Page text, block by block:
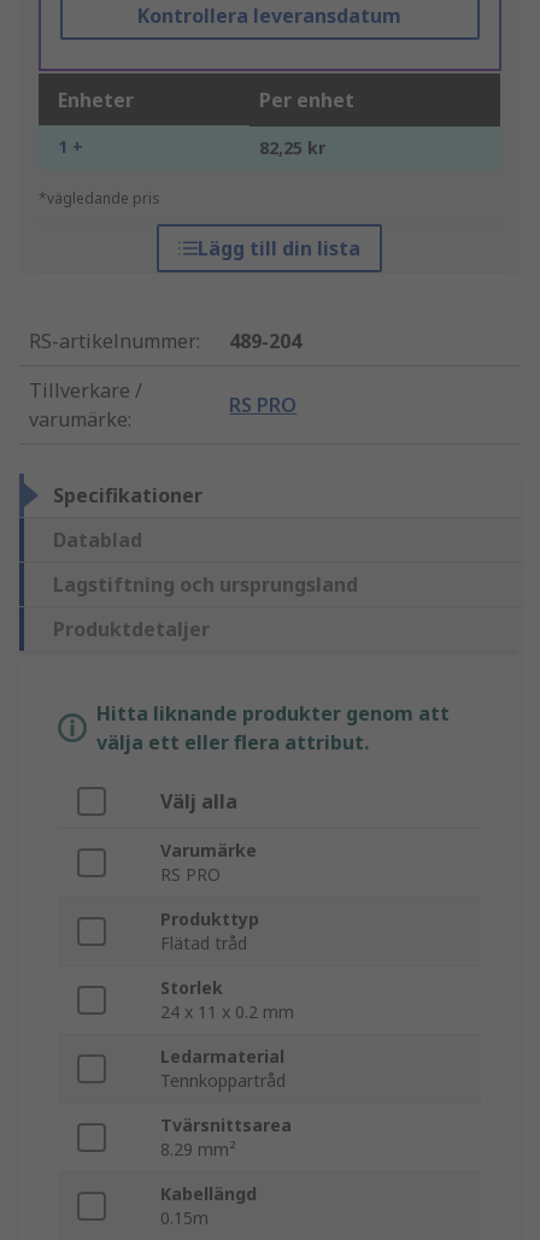
Kontrollera leveransdatum
Enheter Per enhet
1 + 82,25 kr
*vägledande pris
Lägg till din lista
RS-artikelnummer:
489-204
Tillverkare /
varumärke:
RS PRO
Specifikationer
Datablad
Lagstiftning och ursprungsland
Produktdetaljer
Hitta liknande produkter genom att
välja ett eller flera attribut.
Välj alla
Varumärke
RS PRO
Produkttyp
Flätad tråd
Storlek
24 x 11 x 0.2 mm
Ledarmaterial
Tennkoppartråd
Tvärsnittsarea
8.29 mm²
Kabellängd
0.15m